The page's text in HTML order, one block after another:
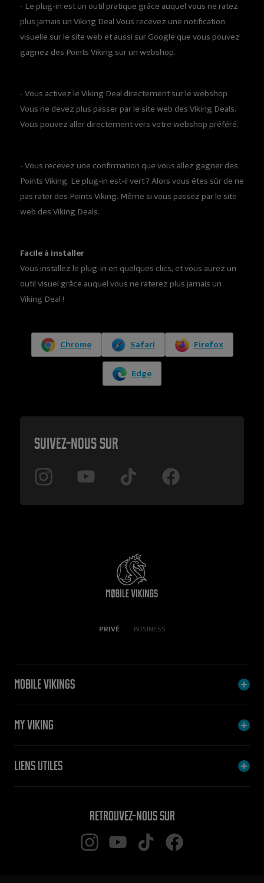
- Le plug-in est un outil pratique grâce auquel vous ne ratez
plus jamais un Viking Deal Vous recevez une notification
visuelle sur le site web et aussi sur Google que vous pouvez
gagnez des Points Viking sur un webshop.
- Vous activez le Viking Deal directement sur le webshop
Vous ne devez plus passer par le site web des Viking Deals.
Vous pouvez aller directement vers votre webshop préféré.
- Vous recevez une confirmation que vous allez gagner des
Points Viking. Le plug-in est-il vert ? Alors vous êtes sûr de ne
pas rater des Points Viking. Même si vous passez par le site
web des Viking Deals.
Facile à installer
Vous installez le plug-in en quelques clics, et vous aurez un
outil visuel grâce auquel vous ne raterez plus jamais un
Viking Deal !
Chrome Safari Firefox
Edge
Suivez-nous sur
PRIVÉ BUSINESS
Mobile Vikings
My Viking
Liens utiles
Retrouvez-nous sur